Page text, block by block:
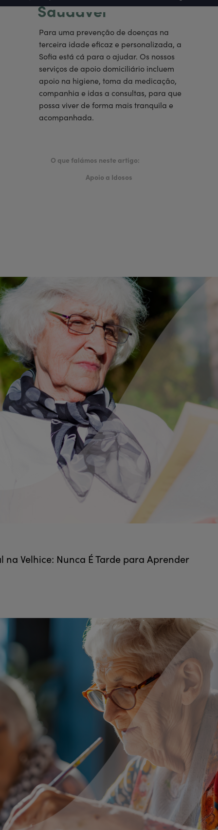
Saudável
Para uma prevenção de doenças na
terceira idade eficaz e personalizada, a
Sofia está cá para o ajudar. Os nossos
serviços de apoio domiciliário incluem
apoio na higiene, toma da medicação,
companhia e idas a consultas, para que
possa viver de forma mais tranquila e
acompanhada.
O que falámos neste artigo:
Apoio a Idosos
na Velhice: Nunca É Tarde para Aprender